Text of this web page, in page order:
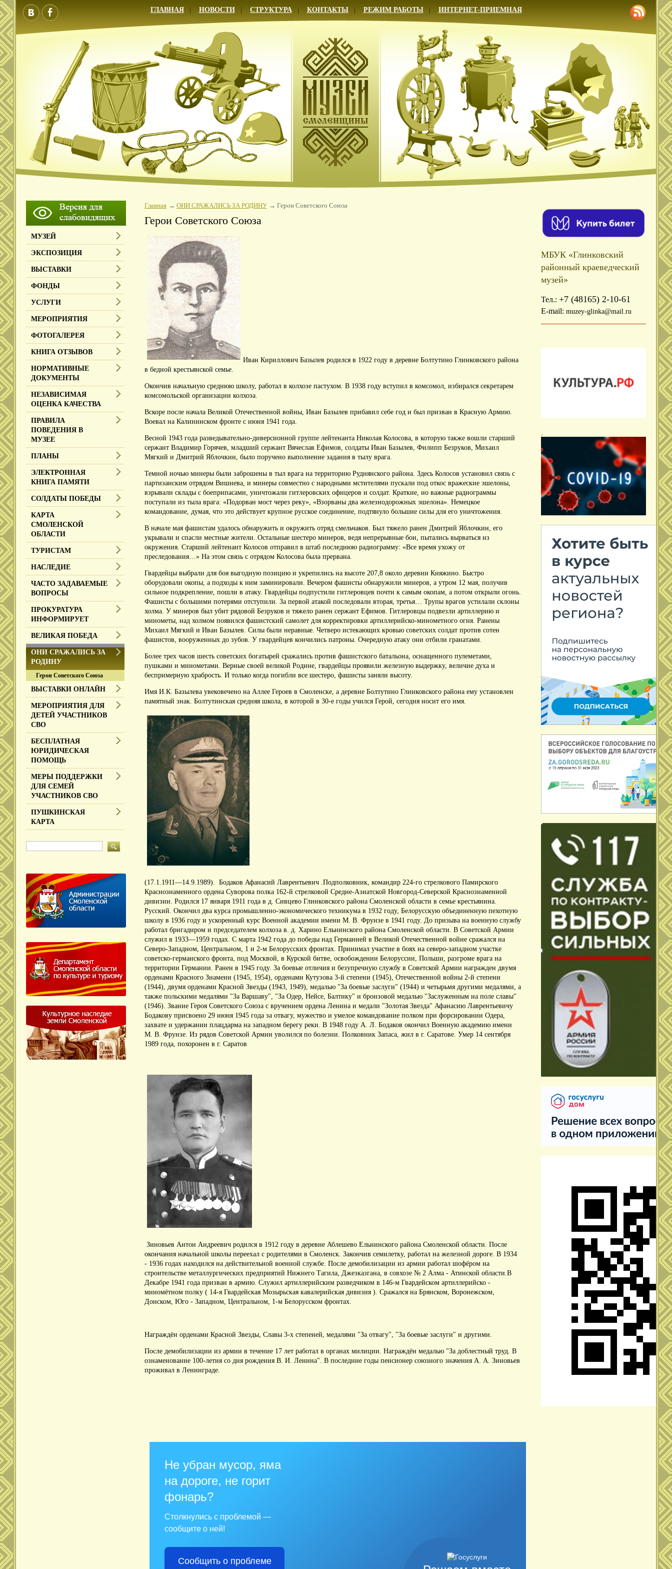
ГЛАВНАЯ НОВОСТИ СТРУКТУРА КОНТАКТЫ РЕЖИМ РАБОТЫ ИНТЕРНЕТ-ПРИЕМНАЯ
Главная ОНИ СРАЖАЛИСЬ ЗА РОДИНУ Герои Советского Союза
Герои Советского Союза
Иван Кириллович Базылев родился в 1922 году в деревне Болтутино Глинковского района
в бедной крестьянской семье.
Окончив начальную среднюю школу, работал в колхозе пастухом. В 1938 году вступил в комсомол, избирался секретарем
комсомольской организации колхоза.
Вскоре после начала Великой Отечественной войны, Иван Базылев прибавил себе год и был призван в Красную Армию.
Воевал на Калининском фронте с июня 1941 года.
Весной 1943 года разведывательно-диверсионной группе лейтенанта Николая Колосова, в которую также вошли старший
сержант Владимир Горячев, младший сержант Вячеслав Ефимов, солдаты Иван Базылев, Филипп Безруков, Михаил
Мягкий и Дмитрий Яблочкин, было поручено выполнение задания в тылу врага.
Темной ночью минеры были заброшены в тыл врага на территорию Руднянского района. Здесь Колосов установил связь с
партизанским отрядом Вишнева, и минеры совместно с народными мстителями пускали под откос вражеские эшелоны,
взрывали склады с боеприпасами, уничтожали гитлеровских офицеров и солдат. Краткие, но важные радиограммы
поступали из тыла врага: «Подорван мост через реку», «Взорваны два железнодорожных эшелона». Немецкое
командование, думая, что это действует крупное русское соединение, подтянуло большие силы для его уничтожения.
В начале мая фашистам удалось обнаружить и окружить отряд смельчаков. Был тяжело ранен Дмитрий Яблочкин, его
укрывали и спасли местные жители. Остальные шестеро минеров, ведя непрерывные бои, пытались вырваться из
окружения. Старший лейтенант Колосов отправил в штаб последнюю радиограмму: «Все время ухожу от
преследования…» На этом связь с отрядом Колосова была прервана.
Гвардейцы выбрали для боя выгодную позицию и укрепились на высоте 207,8 около деревни Княжино. Быстро
оборудовали окопы, а подходы к ним заминировали. Вечером фашисты обнаружили минеров, а утром 12 мая, получив
сильное подкрепление, пошли в атаку. Гвардейцы подпустили гитлеровцев почти к самым окопам, а потом открыли огонь.
Фашисты с большими потерями отступили. За первой атакой последовали вторая, третья… Трупы врагов устилали склоны
холма. У минеров был убит рядовой Безруков и тяжело ранен сержант Ефимов. Гитлеровцы подвезли артиллерию и
минометы, над холмом появился фашистский самолет для корректировки артиллерийско-минометного огня. Ранены
Михаил Мягкий и Иван Базылев. Силы были неравные. Четверо истекающих кровью советских солдат против сотен
фашистов, вооруженных до зубов. У гвардейцев кончились патроны. Очередную атаку они отбили гранатами.
Более трех часов шесть советских богатырей сражались против фашистского батальона, оснащенного пулеметами,
пушками и минометами. Верные своей великой Родине, гвардейцы проявили железную выдержку, величие духа и
беспримерную храбрость. И только когда погибли все шестеро, фашисты заняли высоту.
Имя И. К. Базылева увековечено на Аллее Героев в Смоленске, а деревне Болтутино Глинковского района ему установлен
памятный знак. Болтутинская средняя школа, в которой в 30-е годы учился Герой, сегодня носит его имя.
(17.1.1911—14.9.1989). Бодаков Афанасий Лаврентьевич . Подполковник, командир 224-го стрелкового Памирского
Краснознаменного ордена Суворова полка 162-й стрелковой Средне-Азиатской Новгород-Северской Краснознаменной
дивизии. Родился 17 января 1911 года в д. Сивцево Глинковского района Смоленской области в семье крестьянина.
Русский. Окончил два курса промышленно-экономического техникума в 1932 году, Белорусскую объединенную пехотную
школу в 1936 году и ускоренный курс Военной академии имени М. В. Фрунзе в 1941 году. До призыва на военную службу
работал бригадиром и председателем колхоза в. д. Харино Ельнинского района Смоленской области. В Советской Армии
служил в 1933—1959 годах. С марта 1942 года до победы над Германией в Великой Отечественной войне сражался на
Северо-Западном, Центральном, 1 и 2-м Белорусских фронтах. Принимал участие в боях на северо-западном участке
советско-германского фронта, под Москвой, в Курской битве, освобождении Белоруссии, Польши, разгроме врага на
территории Германии. Ранен в 1945 году. За боевые отличия и безупречную службу в Советской Армии награжден двумя
орденами Красного Знамени (1945, 1954), орденами Кутузова 3-й степени (1945), Отечественной войны 2-й степени
(1944), двумя орденами Красной Звезды (1943, 1949), медалью "За боевые заслуги" (1944) и четырьмя другими медалями, а
также польскими медалями "За Варшаву", "За Одер, Нейсе, Балтику" и бронзовой медалью "Заслуженным на поле славы"
(1946). Звание Героя Советского Союза с вручением ордена Ленина и медали "Золотая Звезда" Афанасию Лаврентьевичу
Бодакову присвоено 29 июня 1945 года за отвагу, мужество и умелое командование полком при форсировании Одера,
захвате и удержании плацдарма на западном берегу реки. В 1948 году А. Л. Бодаков окончил Военную академию имени
М. В. Фрунзе. Из рядов Советской Армии уволился по болезни. Полковник Запаса, жил в г. Саратове. Умер 14 сентября
1989 года, похоронен в г. Саратов
Зиновьев Антон Андреевич родился в 1912 году в деревне Аблешево Ельнинского района Смоленской области. После
окончания начальной школы переехал с родителями в Смоленск. Закончив семилетку, работал на железной дороге. В 1934
- 1936 годах находился на действительной военной службе. После демобилизации из армии работал шофёром на
строительстве металлургических предприятий Нижнего Тагила, Джезказгана, в совхозе № 2 Алма - Атинской области. В
Декабре 1941 года призван в армию. Служил артиллерийским разведчиком в 146-м Гвардейском артиллерийско -
миномётном полку ( 14-я Гвардейская Мозырьская кавалерийская дивизия ). Сражался на Брянском, Воронежском,
Донском, Юго - Западном, Центральном, 1-м Белорусском фронтах.
Награждён орденами Красной Звезды, Славы 3-х степеней, медалями "За отвагу", "За боевые заслуги" и другими.
После демобилизации из армии в течение 17 лет работал в органах милиции. Награждён медалью "За доблестный труд. В
ознаменование 100-летия со дня рождения В. И. Ленина". В последние годы пенсионер союзного значения А. А. Зиновьев
проживал в Ленинграде.
Не убран мусор, яма
на дороге, не горит
фонарь?
Столкнулись с проблемой —
сообщите о ней!
Сообщить о проблеме
МУЗЕЙ
ЭКСПОЗИЦИЯ
ВЫСТАВКИ
ФОНДЫ
УСЛУГИ
МЕРОПРИЯТИЯ
ФОТОГАЛЕРЕЯ
КНИГА ОТЗЫВОВ
НОРМАТИВНЫЕ
ДОКУМЕНТЫ
НЕЗАВИСИМАЯ
ОЦЕНКА КАЧЕСТВА
ПРАВИЛА
ПОВЕДЕНИЯ В
МУЗЕЕ
ПЛАНЫ
ЭЛЕКТРОННАЯ
КНИГА ПАМЯТИ
СОЛДАТЫ ПОБЕДЫ
КАРТА
СМОЛЕНСКОЙ
ОБЛАСТИ
ТУРИСТАМ
НАСЛЕДИЕ
ЧАСТО ЗАДАВАЕМЫЕ
ВОПРОСЫ
ПРОКУРАТУРА
ИНФОРМИРУЕТ
ВЕЛИКАЯ ПОБЕДА
ОНИ СРАЖАЛИСЬ ЗА
РОДИНУ
Герои Советского Союза
ВЫСТАВКИ ОНЛАЙН
МЕРОПРИЯТИЯ ДЛЯ
ДЕТЕЙ УЧАСТНИКОВ
СВО
БЕСПЛАТНАЯ
ЮРИДИЧЕСКАЯ
ПОМОЩЬ
МЕРЫ ПОДДЕРЖКИ
ДЛЯ СЕМЕЙ
УЧАСТНИКОВ СВО
ПУШКИНСКАЯ
КАРТА
МБУК «Глинковский
районный краеведческий
музей»
Тел.: +7 (48165) 2-10-61
E-mail: muzey-glinka@mail.ru